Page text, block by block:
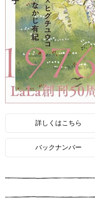
詳しくはこちら
バックナンバー